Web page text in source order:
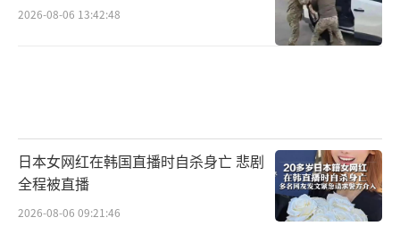
2026-08-06 13:42:48
日本女网红在韩国直播时自杀身亡 悲剧
全程被直播
2026-08-06 09:21:46